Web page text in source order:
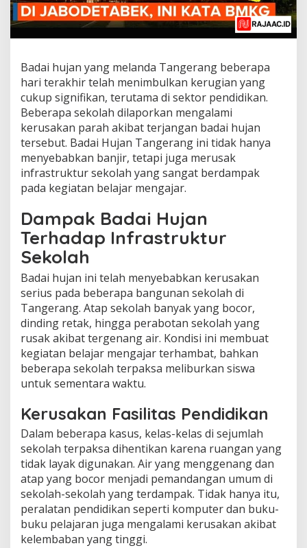
Badai hujan yang melanda Tangerang beberapa
hari terakhir telah menimbulkan kerugian yang
cukup signifikan, terutama di sektor pendidikan.
Beberapa sekolah dilaporkan mengalami
kerusakan parah akibat terjangan badai hujan
tersebut. Badai Hujan Tangerang ini tidak hanya
menyebabkan banjir, tetapi juga merusak
infrastruktur sekolah yang sangat berdampak
pada kegiatan belajar mengajar.
Dampak Badai Hujan
Terhadap Infrastruktur
Sekolah
Badai hujan ini telah menyebabkan kerusakan
serius pada beberapa bangunan sekolah di
Tangerang. Atap sekolah banyak yang bocor,
dinding retak, hingga perabotan sekolah yang
rusak akibat tergenang air. Kondisi ini membuat
kegiatan belajar mengajar terhambat, bahkan
beberapa sekolah terpaksa meliburkan siswa
untuk sementara waktu.
Kerusakan Fasilitas Pendidikan
Dalam beberapa kasus, kelas-kelas di sejumlah
sekolah terpaksa dihentikan karena ruangan yang
tidak layak digunakan. Air yang menggenang dan
atap yang bocor menjadi pemandangan umum di
sekolah-sekolah yang terdampak. Tidak hanya itu,
peralatan pendidikan seperti komputer dan buku-
buku pelajaran juga mengalami kerusakan akibat
kelembaban yang tinggi.